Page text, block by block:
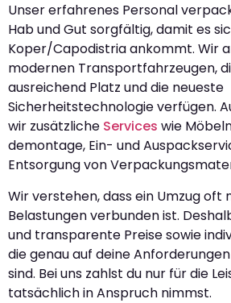
Unser erfahrenes Personal
Hab und Gut sorgfältig, damit es
Koper/Capodistria ankommt. Wir
modernen Transportfahrzeugen,
ausreichend Platz und die neueste
Sicherheitstechnologie verfügen.
wir zusätzliche Services wie
demontage, Ein- und
Entsorgung von
Wir verstehen, dass ein Umzug oft
Belastungen verbunden ist.
und transparente Preise sowie
die genau auf deine
sind. Bei uns zahlst du nur für die
tatsächlich in Anspruch nimmst.